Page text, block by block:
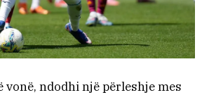
vonë, ndodhi një përleshje mes